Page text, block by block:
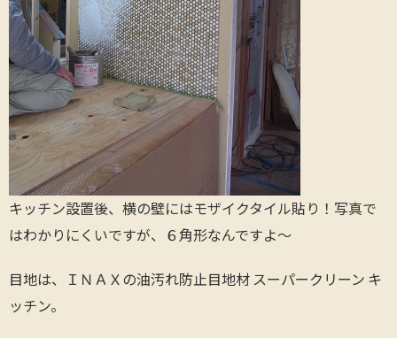
キッチン設置後、横の壁にはモザイクタイル貼り！写真で
はわかりにくいですが、６角形なんですよ～
目地は、ＩＮＡＸの油汚れ防止目地材 スーパークリーン キ
ッチン。